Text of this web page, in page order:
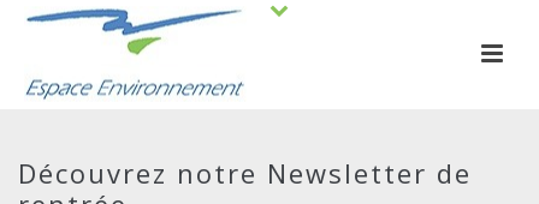
Découvrez notre Newsletter de